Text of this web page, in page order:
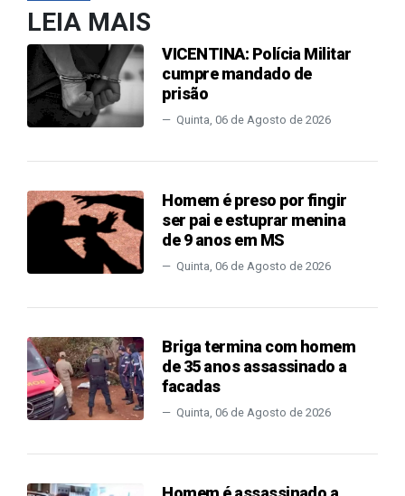
LEIA MAIS
VICENTINA: Polícia Militar
cumpre mandado de
prisão
Quinta, 06 de Agosto de 2026
Homem é preso por fingir
ser pai e estuprar menina
de 9 anos em MS
Quinta, 06 de Agosto de 2026
Briga termina com homem
de 35 anos assassinado a
facadas
Quinta, 06 de Agosto de 2026